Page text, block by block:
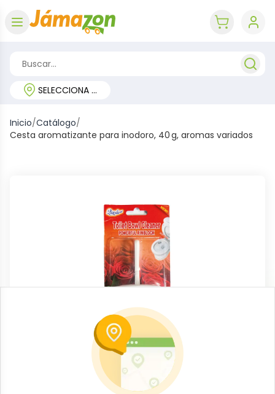
SELECCIONA TU REGIÓN
Inicio/Catálogo/
Cesta aromatizante para inodoro, 40 g, aromas variados
Limpieza del hogar
Cesta aromatizante para inodoro, 40 g,